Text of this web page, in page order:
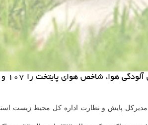
۱۰۷ و در وضعیت ناسالم برای گروه های حساس اعلام نمود.